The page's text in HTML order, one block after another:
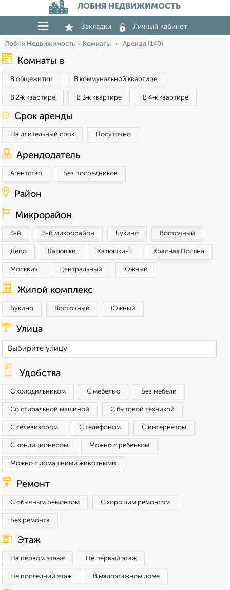
ЛОБНЯ НЕДВИЖИМОСТЬ
Закладки Личный кабинет
Лобня Недвижимость Комнаты Аренда (140)
Комнаты в
В общежитии В коммунальной квартире
В 2‑к квартире В 3‑к квартире В 4‑к квартире
Срок аренды
На длительный срок Посуточно
Арендодатель
Агентство Без посредников
Район
Микрорайон
3-й 3-й микрорайон Букино Восточный
Депо Катюшки Катюшки-2 Красная Поляна
Москвич Центральный Южный
Жилой комплекс
Букино Восточный Южный
Улица
Удобства
С холодильником С мебелью Без мебели
Со стиральной машиной С бытовой техникой
С телевизором С телефоном С интернетом
С кондиционером Можно с ребенком
Можно с домашними животными
Ремонт
С обычным ремонтом С хорошим ремонтом
Без ремонта
Этаж
На первом этаже Не первый этаж
Не последний этаж В малоэтажном доме